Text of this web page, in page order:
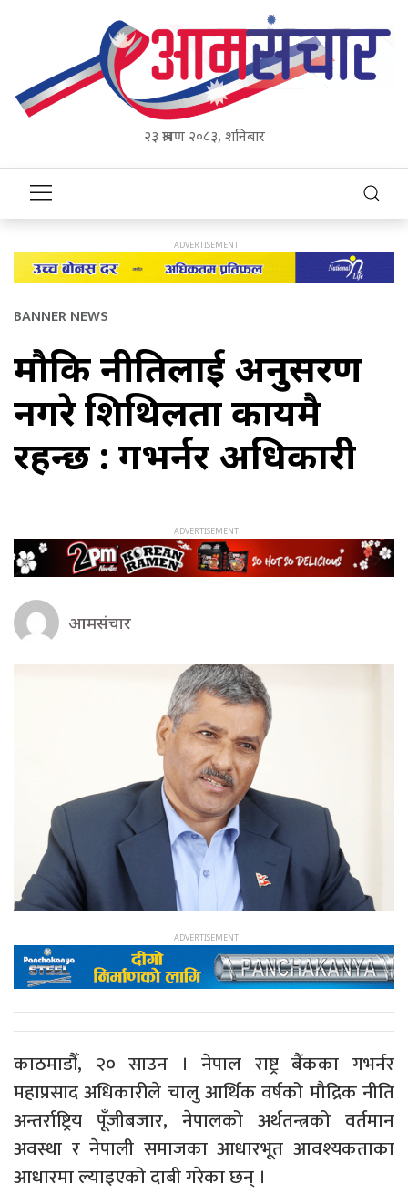
२३ श्रावण २०८३, शनिबार
BANNER NEWS
मौद्रिक नीतिलाई अनुसरण
नगरे शिथिलता कायमै
रहन्छ : गभर्नर अधिकारी
आमसंचार
काठमाडौँ, २० साउन । नेपाल राष्ट्र बैंकका गभर्नर
महाप्रसाद अधिकारीले चालु आर्थिक वर्षको मौद्रिक नीति
अन्तर्राष्ट्रिय पूँजीबजार, नेपालको अर्थतन्त्रको वर्तमान
अवस्था र नेपाली समाजका आधारभूत आवश्यकताका
आधारमा ल्याइएको दाबी गरेका छन् ।